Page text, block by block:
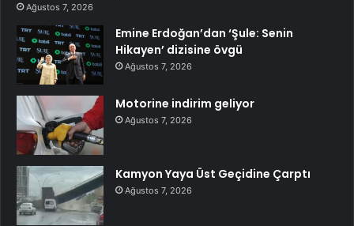
Ağustos 7, 2026
Emine Erdoğan’dan ‘Şule: Senin
Hikayen’ dizisine övgü
Ağustos 7, 2026
Motorine indirim geliyor
Ağustos 7, 2026
Kamyon Yaya Üst Geçidine Çarptı
Ağustos 7, 2026